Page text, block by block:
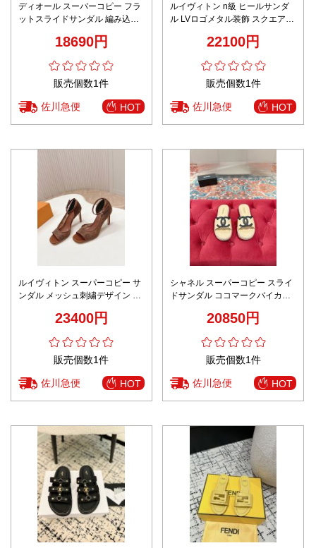
ディオール スーパーコピー フラ
ットスライドサンダル 編み込み
18690円
販売個数1件
佐川急便 HOT
ルイヴィトン n級 ヒールサンダ
ル LVロゴメタル装飾 スクエアト
22100円
販売個数1件
佐川急便 HOT
ルイヴィトン スーパーコピー サ
ンダル メッシュ刺繍デザイン ア
23400円
販売個数1件
佐川急便 HOT
シャネル スーパーコピー スライ
ドサンダル ココマークバイカラ
20850円
販売個数1件
佐川急便 HOT